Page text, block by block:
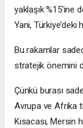
yaklaşık %15’ine
Yani,
Bu rakamlar
stratejik önemini
Çünkü burası
Avrupa ve Afrika
Kısacası, Mersin